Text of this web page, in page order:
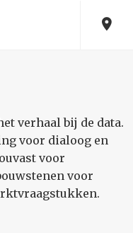
verhaal bij de data.
voor dialoog en
voor
voor